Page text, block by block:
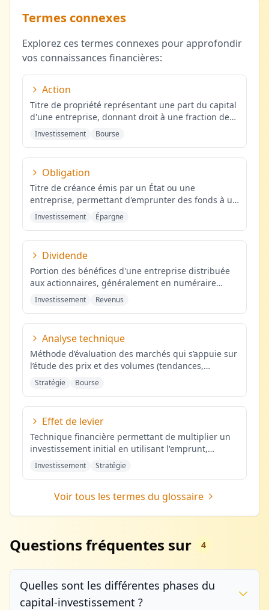
Termes connexes
Explorez ces termes connexes pour approfondir
vos connaissances financières:
Action
Titre de propriété représentant une part du capital
d'une entreprise, donnant droit à une fraction de
ses bénéfices.
Investissement Bourse
Obligation
Titre de créance émis par un État ou une
entreprise, permettant d'emprunter des fonds à un
taux d'intérêt fixe.
Investissement Épargne
Dividende
Portion des bénéfices d'une entreprise distribuée
aux actionnaires, généralement en numéraire
(parfois en actions), au p
Investissement Revenus
Analyse technique
Méthode d’évaluation des marchés qui s’appuie sur
l’étude des prix et des volumes (tendances,
supports/résistances, indi
Stratégie Bourse
Effet de levier
Technique financière permettant de multiplier un
investissement initial en utilisant l'emprunt,
amplifiant potentielleme
Investissement Stratégie
Voir tous les termes du glossaire
Questions fréquentes sur 4
Quelles sont les différentes phases du
capital-investissement ?